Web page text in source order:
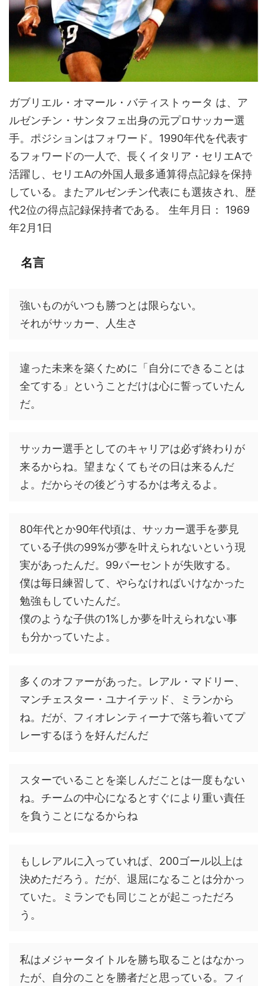
ガブリエル・オマール・バティストゥータ は、ア
ルゼンチン・サンタフェ出身の元プロサッカー選
手。ポジションはフォワード。1990年代を代表す
るフォワードの一人で、長くイタリア・セリエAで
活躍し、セリエAの外国人最多通算得点記録を保持
している。またアルゼンチン代表にも選抜され、歴
代2位の得点記録保持者である。 生年月日： 1969
年2月1日
名言
強いものがいつも勝つとは限らない。
それがサッカー、人生さ
違った未来を築くために「自分にできることは
全てする」ということだけは心に誓っていたん
だ。
サッカー選手としてのキャリアは必ず終わりが
来るからね。望まなくてもその日は来るんだ
よ。だからその後どうするかは考えるよ。
80年代とか90年代頃は、サッカー選手を夢見
ている子供の99%が夢を叶えられないという現
実があったんだ。99パーセントが失敗する。
僕は毎日練習して、やらなければいけなかった
勉強もしていたんだ。
僕のような子供の1%しか夢を叶えられない事
も分かっていたよ。
多くのオファーがあった。レアル・マドリー、
マンチェスター・ユナイテッド、ミランから
ね。だが、フィオレンティーナで落ち着いてプ
レーするほうを好んだんだ
スターでいることを楽しんだことは一度もない
ね。チームの中心になるとすぐにより重い責任
を負うことになるからね
もしレアルに入っていれば、200ゴール以上は
決めただろう。だが、退屈になることは分かっ
ていた。ミランでも同じことが起こっただろ
う。
私はメジャータイトルを勝ち取ることはなかっ
たが、自分のことを勝者だと思っている。フィ